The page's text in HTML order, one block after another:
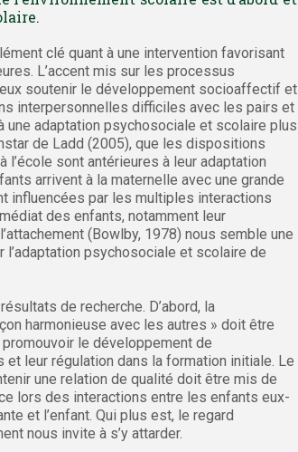
clé quant à une intervention favorisant
L’accent mis sur les processus
soutenir le développement socioaffectif et
interpersonnelles difficiles avec les pairs et
une adaptation psychosociale et scolaire plus
de Ladd (2005), que les dispositions
sont antérieures à leur adaptation
arrivent à la maternelle avec une grande
influencées par les multiples interactions
des enfants, notamment leur
(Bowlby, 1978) nous semble une
l’adaptation psychosociale et scolaire de
de recherche. D’abord, la
harmonieuse avec les autres » doit être
le développement de
leur régulation dans la formation initiale. Le
une relation de qualité doit être mis de
lors des interactions entre les enfants eux-
et l’enfant. Qui plus est, le regard
nous invite à s’y attarder.